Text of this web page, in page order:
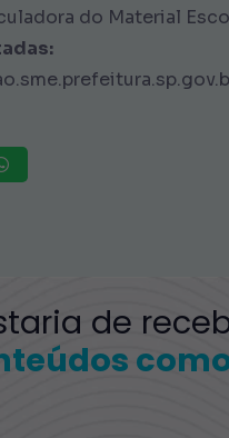
do Material
de